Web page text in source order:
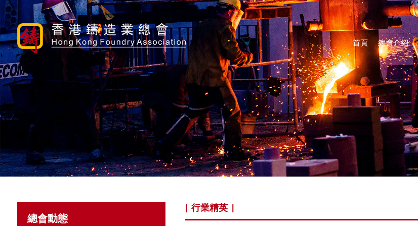
首頁 總會介紹
總會動態
行業精英|